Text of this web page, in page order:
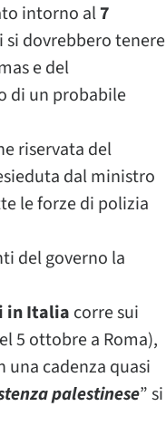
intorno al7
si dovrebbero tenere
e del
di un probabile
riservata del
dal ministro
le forze di polizia
del governo la
in Italia corre sui
5 ottobre a Roma),
cadenza quasi
palestinese” si